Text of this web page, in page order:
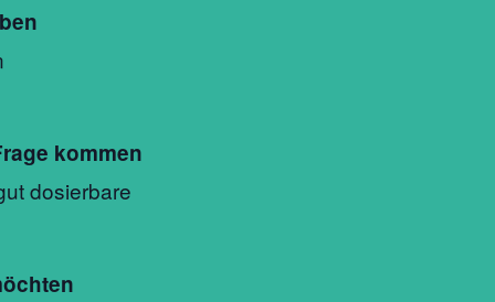
kommen
dosierbare